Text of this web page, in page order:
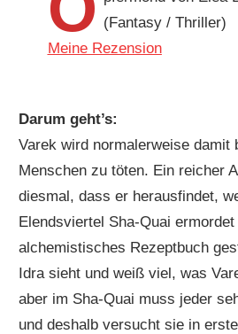
(Fantasy / Thriller)
Meine Rezension
Darum geht’s:
Varek wird normalerweise damit
Menschen zu töten. Ein reicher
diesmal, dass er herausfindet,
Elendsviertel Sha-Quai
alchemistisches Rezeptbuch
Idra sieht und weiß viel, was
aber im Sha-Quai muss jeder
und deshalb versucht sie in